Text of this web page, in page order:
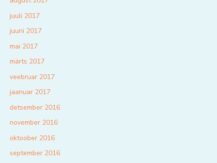
juuli 2017
juuni 2017
mai 2017
märts 2017
veebruar 2017
jaanuar 2017
detsember 2016
november 2016
oktoober 2016
september 2016